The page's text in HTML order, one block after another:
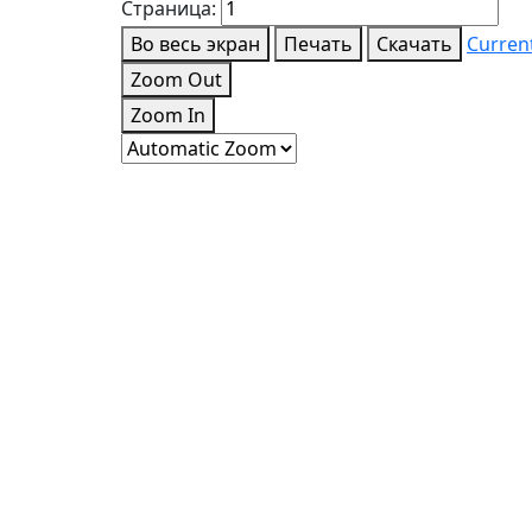
Страница:
Во весь экран
Печать Скачать
Zoom Out
Zoom In